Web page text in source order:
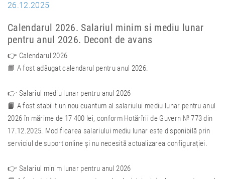
26.12.2025
Calendarul 2026. Salariul minim si mediu lunar
pentru anul 2026. Decont de avans
👉 Calendarul 2026
📙 A fost adăugat calendarul pentru anul 2026.
👉 Salariul mediu lunar pentru anul 2026
📙 A fost stabilit un nou cuantum al salariului mediu lunar pentru anul
2026 în mărime de 17 400 lei, conform Hotărîrii de Guvern № 773 din
17.12.2025. Modificarea salariului mediu lunar este disponibilă prin
serviciul de suport online și nu necesită actualizarea configurației.
👉 Salariul minim lunar pentru anul 2026